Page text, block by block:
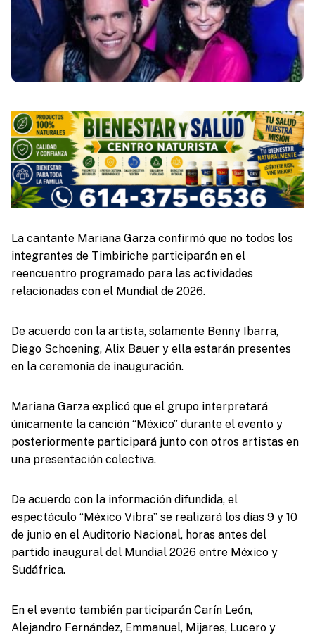
La cantante Mariana Garza confirmó que no todos los
integrantes de Timbiriche participarán en el
reencuentro programado para las actividades
relacionadas con el Mundial de 2026.
De acuerdo con la artista, solamente Benny Ibarra,
Diego Schoening, Alix Bauer y ella estarán presentes
en la ceremonia de inauguración.
Mariana Garza explicó que el grupo interpretará
únicamente la canción “México” durante el evento y
posteriormente participará junto con otros artistas en
una presentación colectiva.
De acuerdo con la información difundida, el
espectáculo “México Vibra” se realizará los días 9 y 10
de junio en el Auditorio Nacional, horas antes del
partido inaugural del Mundial 2026 entre México y
Sudáfrica.
En el evento también participarán Carín León,
Alejandro Fernández, Emmanuel, Mijares, Lucero y